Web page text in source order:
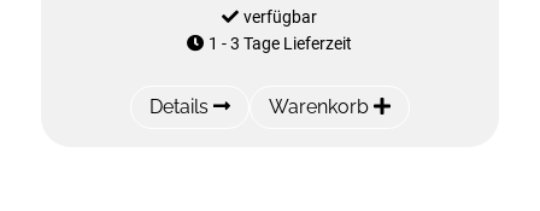
verfügbar
1 - 3 Tage Lieferzeit
Details Warenkorb